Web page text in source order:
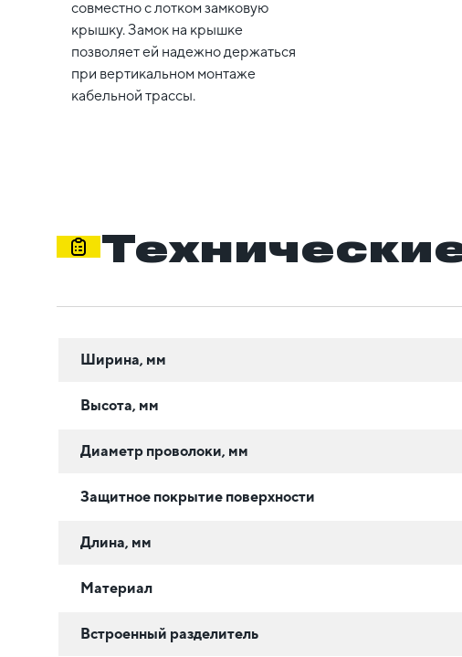
совместно с лотком замковую
крышку. Замок на крышке
позволяет ей надежно держаться
при вертикальном монтаже
кабельной трассы.
Ширина, мм
Высота, мм
Диаметр проволоки, мм
Защитное покрытие поверхности
Длина, мм
Материал
Встроенный разделитель